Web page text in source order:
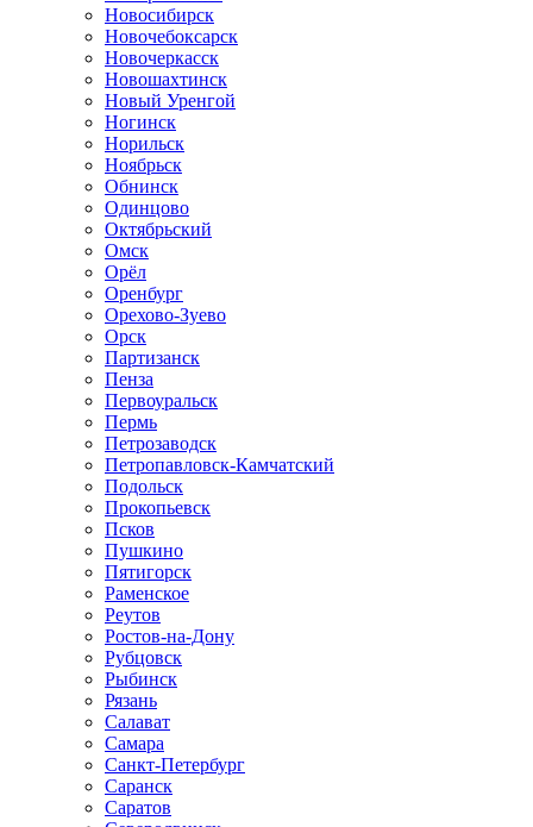
Новосибирск
Новочебоксарск
Новочеркасск
Новошахтинск
Новый Уренгой
Ногинск
Норильск
Ноябрьск
Обнинск
Одинцово
Октябрьский
Омск
Орёл
Оренбург
Орехово-Зуево
Орск
Партизанск
Пенза
Первоуральск
Пермь
Петрозаводск
Петропавловск-Камчатский
Подольск
Прокопьевск
Псков
Пушкино
Пятигорск
Раменское
Реутов
Ростов-на-Дону
Рубцовск
Рыбинск
Рязань
Салават
Самара
Санкт-Петербург
Саранск
Саратов